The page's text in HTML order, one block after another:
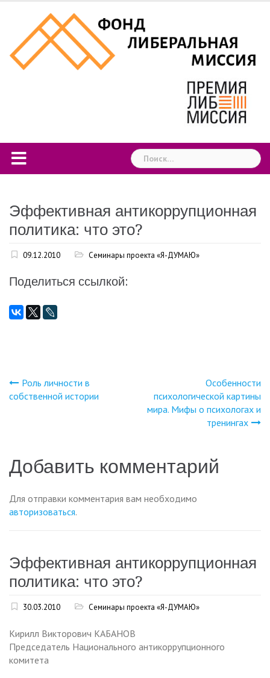
content
Найти:
Эффективная антикоррупционная
политика: что это?
09.12.2010 Семинары проекта «Я-ДУМАЮ»
Поделиться ссылкой:
Навигация
записям
Роль личности в
собственной истории
Особенности
психологической картины
мира. Мифы о психологах и
тренингах
Добавить комментарий
Для отправки комментария вам необходимо
авторизоваться.
Эффективная антикоррупционная
политика: что это?
30.03.2010 Семинары проекта «Я-ДУМАЮ»
Кирилл Викторович КАБАНОВ
Председатель Национального антикоррупционного
комитета